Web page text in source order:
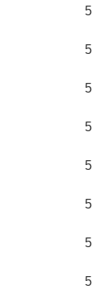
5
5
5
5
5
5
5
5